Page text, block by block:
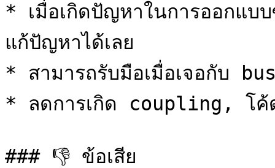
* เมื่อเกิดปัญหาในการออกแ
แก้ปัญหาได้เลย
* สามารถรับมือเมื่อเจอกับ
* ลดการเกิด coupling, โค้
### 👎 ข้อเสีย